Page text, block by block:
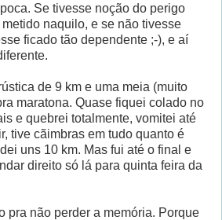
Se tivesse noção do perigo
naquilo, e se não tivesse
ficado tão dependente ;-), e aí
de 9 km e uma meia (muito
maratona. Quase fiquei colado no
e quebrei totalmente, vomitei até
tive cãimbras em tudo quanto é
uns 10 km. Mas fui até o final e
direito só lá para quinta feira da
pra não perder a memória. Porque